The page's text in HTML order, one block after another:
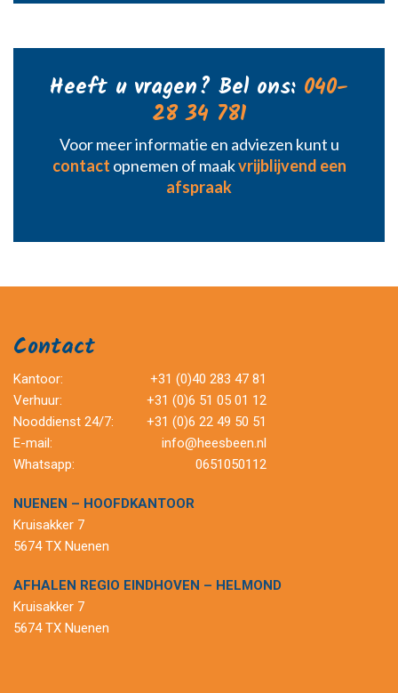
Heeft u vragen? Bel ons: 040-
28 34 781
Voor meer informatie en adviezen kunt u
contact opnemen of maakvrijblijvend een
afspraak
Contact
Kantoor:
+31 (0)40 283 47 81
Verhuur:
+31 (0)6 51 05 01 12
Nooddienst 24/7:
+31 (0)6 22 49 50 51
E-mail:
info@heesbeen.nl
Whatsapp:
0651050112
NUENEN – HOOFDKANTOOR
Kruisakker 7
5674 TX Nuenen
AFHALEN REGIO EINDHOVEN – HELMOND
Kruisakker 7
5674 TX Nuenen